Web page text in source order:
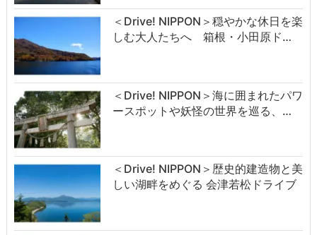
＜Drive! NIPPON＞穏やかな休日を楽
しむ大人たちへ 箱根・小田原ド…
＜Drive! NIPPON＞海に囲まれたパワ
ースポットや妖怪の世界を巡る、…
＜Drive! NIPPON＞歴史的建造物と美
しい湖畔をめぐる 会津若松ドライブ